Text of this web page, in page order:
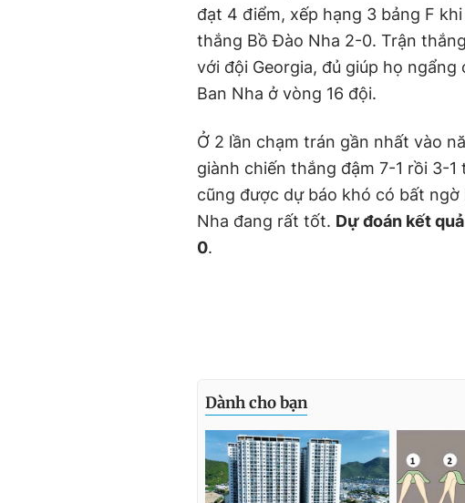
đạt 4 điểm, xếp hạng 3 bảng F
thắng Bồ Đào Nha 2-0. Trận
với đội Georgia, đủ giúp họ ngẩng
Ban Nha ở vòng 16 đội.
Ở 2 lần chạm trán gần nhất vào
giành chiến thắng đậm 7-1 rồi 3-
cũng được dự báo khó có bất
Nha đang rất tốt. Dự đoán kết
0.